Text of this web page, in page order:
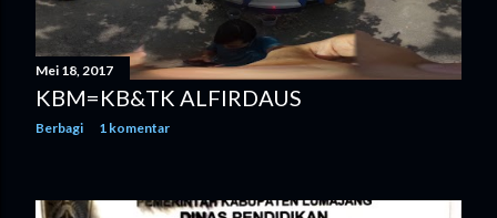
Mei 18, 2017
KBM=KB&TK ALFIRDAUS
Berbagi 1 komentar